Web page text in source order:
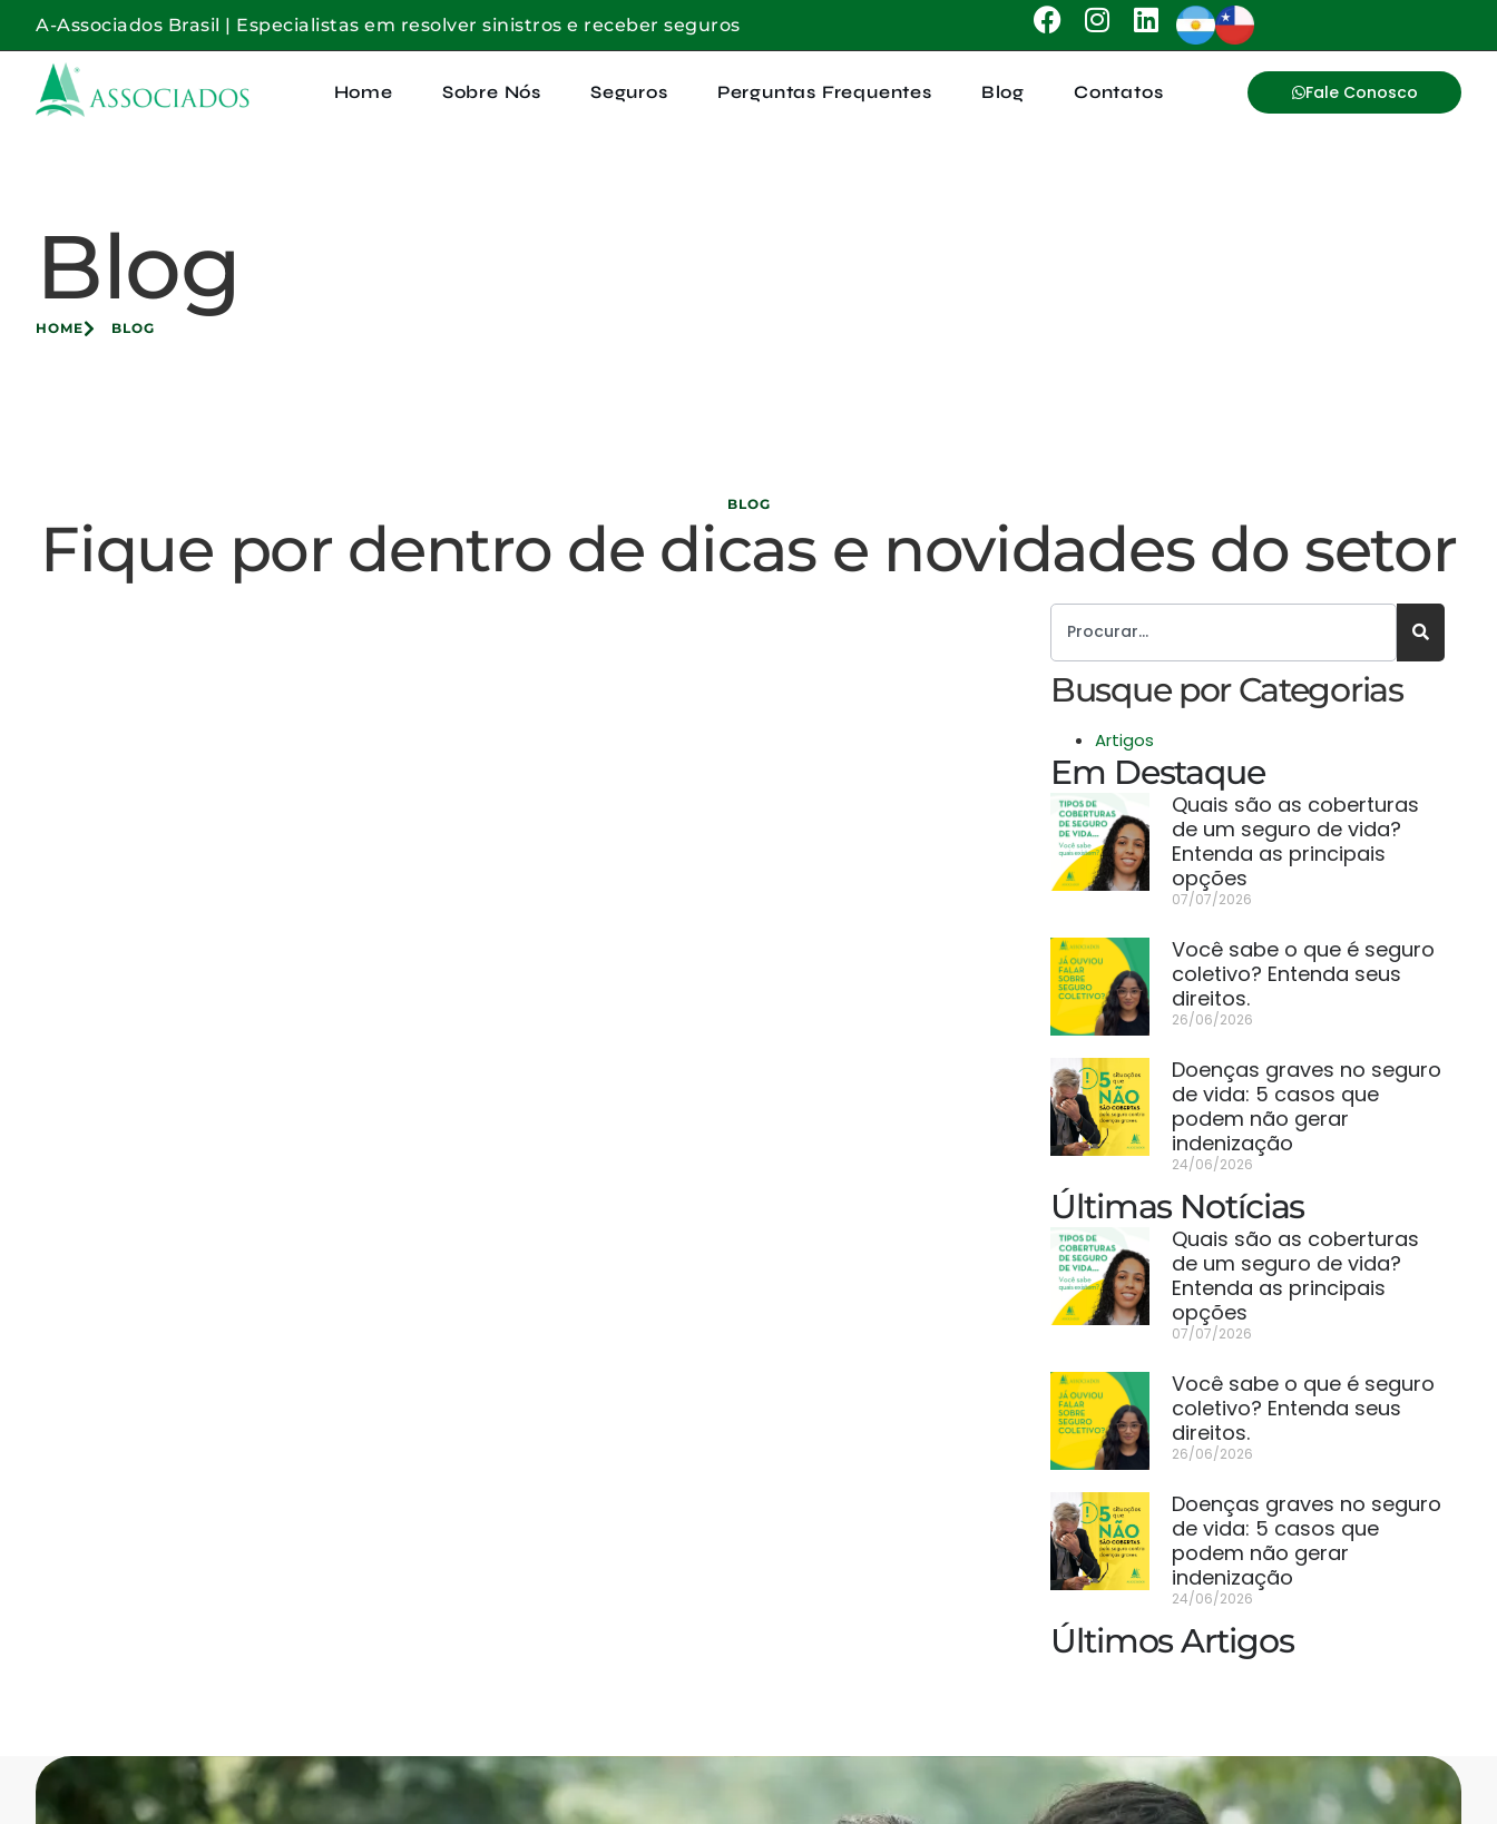
A-Associados Brasil | Especialistas em resolver sinistros e receber seguros
Home Sobre Nós Seguros Perguntas Frequentes Blog Contatos Fale Conosco
Blog
HOME BLOG
BLOG
Fique por dentro de dicas e novidades do setor
Busque por Categorias
Artigos
Em Destaque
Quais são as coberturas
de um seguro de vida?
Entenda as principais
opções
07/07/2026
Você sabe o que é seguro
coletivo? Entenda seus
direitos.
26/06/2026
Doenças graves no seguro
de vida: 5 casos que
podem não gerar
indenização
24/06/2026
Últimas Notícias
Quais são as coberturas
de um seguro de vida?
Entenda as principais
opções
07/07/2026
Você sabe o que é seguro
coletivo? Entenda seus
direitos.
26/06/2026
Doenças graves no seguro
de vida: 5 casos que
podem não gerar
indenização
24/06/2026
Últimos Artigos